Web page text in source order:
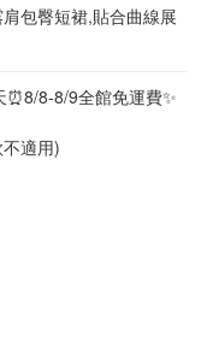
包臀短裙,貼合曲線展
8-8/9全館免運費✨
適用)